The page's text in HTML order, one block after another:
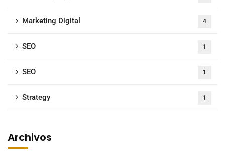
Marketing Digital 4
SEO 1
SEO 1
Strategy 1
Archivos